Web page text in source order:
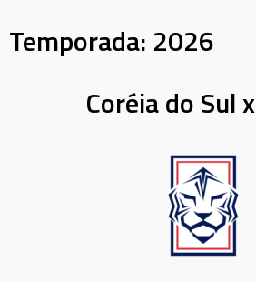
Temporada: 2026
Coréia do Sul